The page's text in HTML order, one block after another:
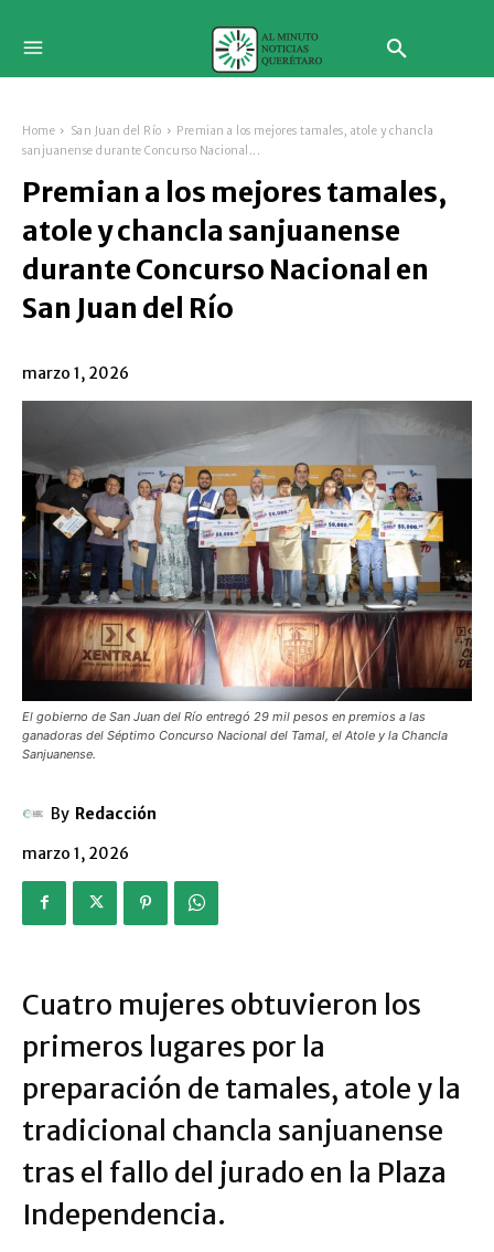
Home San Juan del Río
Premian a los mejores tamales, atole y chancla
sanjuanense durante Concurso Nacional...
Premian a los mejores tamales,
atole y chancla sanjuanense
durante Concurso Nacional en
San Juan del Río
marzo 1, 2026
El gobierno de San Juan del Río entregó 29 mil pesos en premios a las
ganadoras del Séptimo Concurso Nacional del Tamal, el Atole y la Chancla
Sanjuanense.
By Redacción
marzo 1, 2026
Cuatro mujeres obtuvieron los
primeros lugares por la
preparación de tamales, atole y la
tradicional chancla sanjuanense
tras el fallo del jurado en la Plaza
Independencia.